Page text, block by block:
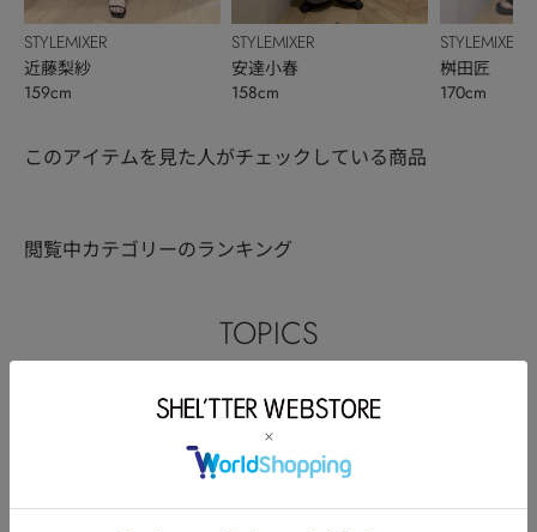
STYLEMIXER
近藤梨紗
159cm
STYLEMIXER
安達小春
158cm
STYLEMIXER
桝田匠
170cm
このアイテムを見た人がチェックしている商品
閲覧中カテゴリーのランキング
TOPICS